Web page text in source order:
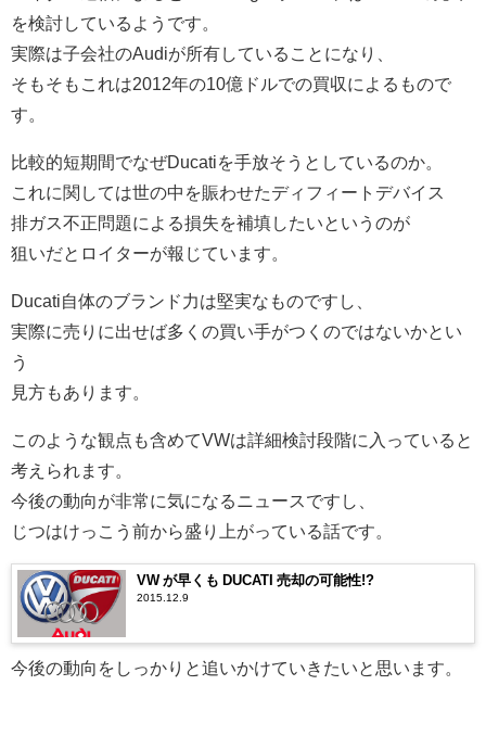
を検討しているようです。
実際は子会社のAudiが所有していることになり、
そもそもこれは2012年の10億ドルでの買収によるもので
す。
比較的短期間でなぜDucatiを手放そうとしているのか。
これに関しては世の中を賑わせたディフィートデバイス
排ガス不正問題による損失を補填したいというのが
狙いだとロイターが報じています。
Ducati自体のブランド力は堅実なものですし、
実際に売りに出せば多くの買い手がつくのではないかとい
う
見方もあります。
このような観点も含めてVWは詳細検討段階に入っていると
考えられます。
今後の動向が非常に気になるニュースですし、
じつはけっこう前から盛り上がっている話です。
VW が早くも DUCATI 売却の可能性!?
2015.12.9
今後の動向をしっかりと追いかけていきたいと思います。